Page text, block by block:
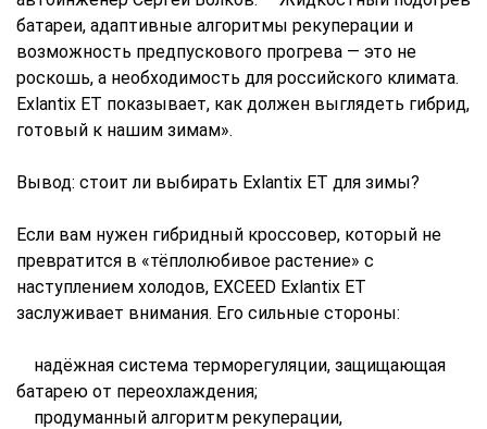
батареи, адаптивные алгоритмы рекуперации и
возможность предпускового прогрева — это не
роскошь, а необходимость для российского климата.
Exlantix ET показывает, как должен выглядеть гибрид,
готовый к нашим зимам».
Вывод: стоит ли выбирать Exlantix ET для зимы?
Если вам нужен гибридный кроссовер, который не
превратится в «тёплолюбивое растение» с
наступлением холодов, EXCEED Exlantix ET
заслуживает внимания. Его сильные стороны:
надёжная система терморегуляции, защищающая
батарею от переохлаждения;
продуманный алгоритм рекуперации,